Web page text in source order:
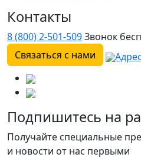
Контакты
8 (800) 2-501-509Звонок
Связаться с нами
Подпишитесь на
Получайте специальные
и новости от нас первыми